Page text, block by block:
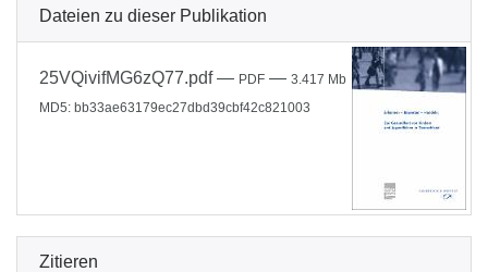
Dateien zu dieser Publikation
25VQivifMG6zQ77.pdf— PDF — 3.417 Mb
MD5: bb33ae63179ec27dbd39cbf42c821003
Zitieren